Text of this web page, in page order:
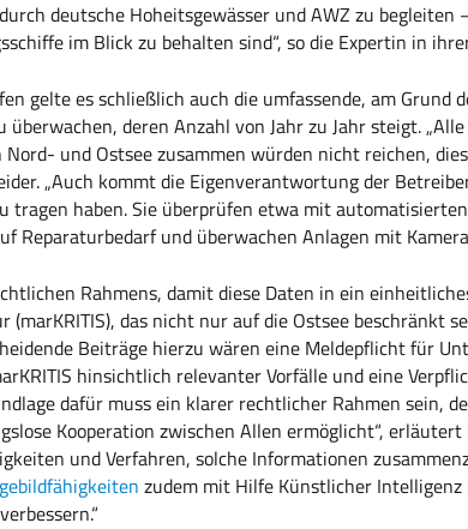
deutsche Hoheitsgewässer und AWZ zu begleiten
im Blick zu behalten sind“, so die Expertin in
gelte es schließlich auch die umfassende, am Grund
deren Anzahl von Jahr zu Jahr steigt.
und Ostsee zusammen würden nicht reichen,
„Auch kommt die Eigenverantwortung der
tragen haben. Sie überprüfen etwa mit
Reparaturbedarf und überwachen Anlagen mit
Rahmens, damit diese Daten in ein
das nicht nur auf die Ostsee beschränkt
Beiträge hierzu wären eine Meldepflicht für
hinsichtlich relevanter Vorfälle und eine
dafür muss ein klarer rechtlicher Rahmen sein,
Kooperation zwischen Allen ermöglicht“, erläutert
und Verfahren, solche Informationen
zudem mit Hilfe Künstlicher Intelligenz